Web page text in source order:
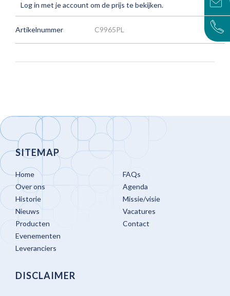
Log in met je account om de prijs te bekijken.
Artikelnummer C9965PL
SITEMAP
Home
Over ons
Historie
Nieuws
Producten
Evenementen
Leveranciers
FAQs
Agenda
Missie/visie
Vacatures
Contact
DISCLAIMER